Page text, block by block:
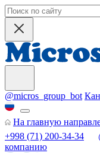
@micros_group_bot
На главную
+998 (71) 200-34-34
компанию